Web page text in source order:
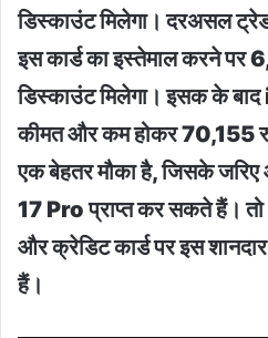
डिस्काउंट मिलेगा। दरअसल
इस कार्ड का इस्तेमाल करने पर
डिस्काउंट मिलेगा। इसक के
कीमत और कम होकर 70,155
एक बेहतर मौका है, जिसके
17 Pro प्राप्त कर सकते हैं।
और क्रेडिट कार्ड पर इस
हैं।